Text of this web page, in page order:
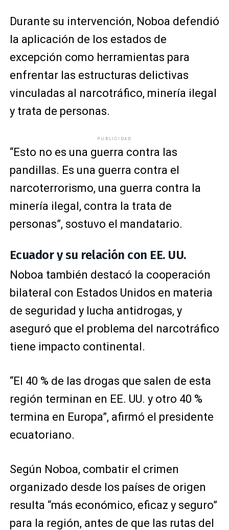
Durante su intervención, Noboa defendió
la aplicación de los estados de
excepción como herramientas para
enfrentar las estructuras delictivas
vinculadas al narcotráfico, minería ilegal
y trata de personas.
PUBLICIDAD
“Esto no es una guerra contra las
pandillas. Es una guerra contra el
narcoterrorismo, una guerra contra la
minería ilegal, contra la trata de
personas”, sostuvo el mandatario.
Ecuador y su relación con EE. UU.
Noboa también destacó la cooperación
bilateral con Estados Unidos en materia
de seguridad y lucha antidrogas, y
aseguró que el problema del narcotráfico
tiene impacto continental.
“El 40 % de las drogas que salen de esta
región terminan en EE. UU. y otro 40 %
termina en Europa”, afirmó el presidente
ecuatoriano.
Según Noboa, combatir el crimen
organizado desde los países de origen
resulta “más económico, eficaz y seguro”
para la región, antes de que las rutas del